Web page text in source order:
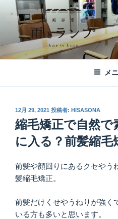
ツ
美容室 雨とラン
｜札幌琴似の美容
札幌市西区琴似の【美容室 雨と
メ
投
稿
日:
12月 29, 2021 投稿者: HISASONA
縮毛矯正で自然で
に入る？前髪縮毛
前髪や顔回りにあるクセやう
髪縮毛矯正。
前髪だけくせやうねりが強く
いる方も多いと思います。